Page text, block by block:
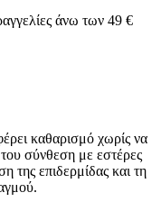
άνω των 49 €
καθαρισμό χωρίς να
σύνθεση με εστέρες
της επιδερμίδας και τη